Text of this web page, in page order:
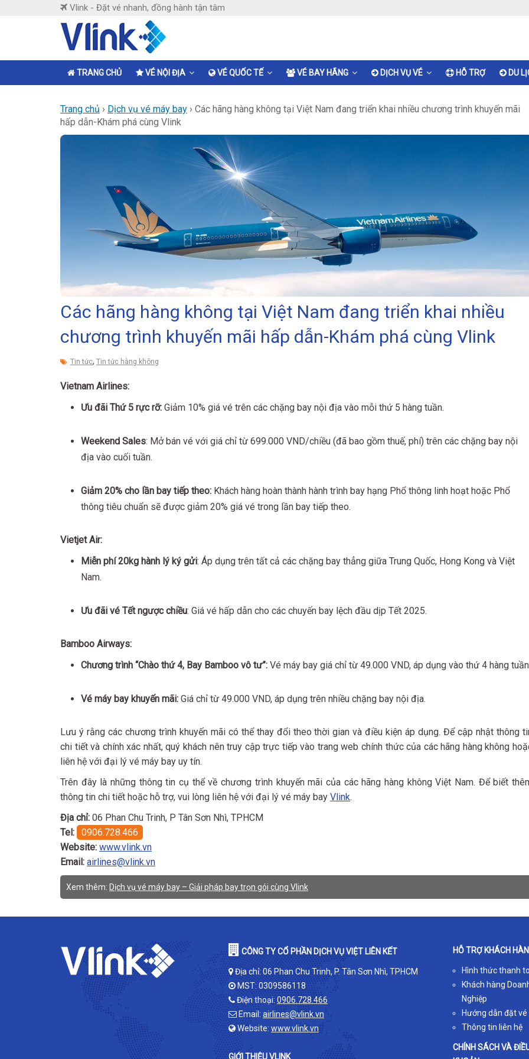
Vlink - Đặt vé nhanh, đồng hành tận tâm
Vlink
Đặt
vé
đồng
hành
TRANG CHỦ VÉ NỘI ĐỊA VÉ QUỐC TẾ VÉ BAY HÃNG DỊCH VỤ VÉ HỖ TRỢ DU
Trang chủ › Dịch vụ vé máy bay › Các hãng hàng không tại Việt Nam đang triển khai nhiều chương trình khuyến mãi
hấp dẫn-Khám phá cùng Vlink
Các hãng hàng không tại Việt Nam đang triển khai nhiều
chương trình khuyến mãi hấp dẫn-Khám phá cùng Vlink
Tin tức, Tin tức hàng không
Vietnam Airlines:
Ưu đãi Thứ 5 rực rỡ: Giảm 10% giá vé trên các chặng bay nội địa vào mỗi thứ 5 hàng tuần.
Weekend Sales: Mở bán vé với giá chỉ từ 699.000 VND/chiều (đã bao gồm thuế, phí) trên các chặng bay nội
địa vào cuối tuần.
Giảm 20% cho lần bay tiếp theo: Khách hàng hoàn thành hành trình bay hạng Phổ thông linh hoạt hoặc Phổ
thông tiêu chuẩn sẽ được giảm 20% giá vé trong lần bay tiếp theo.
Vietjet Air:
Miễn phí 20kg hành lý ký gửi: Áp dụng trên tất cả các chặng bay thẳng giữa Trung Quốc, Hong Kong và Việt
Nam.
Ưu đãi vé Tết ngược chiều: Giá vé hấp dẫn cho các chuyến bay lệch đầu dịp Tết 2025.
Bamboo Airways:
Chương trình “Chào thứ 4, Bay Bamboo vô tư”: Vé máy bay giá chỉ từ 49.000 VND, áp dụng vào thứ 4 hàng
Vé máy bay khuyến mãi: Giá chỉ từ 49.000 VND, áp dụng trên nhiều chặng bay nội địa.
Lưu ý rằng các chương trình khuyến mãi có thể thay đổi theo thời gian và điều kiện áp dụng. Để cập nhật thông
chi tiết và chính xác nhất, quý khách nên truy cập trực tiếp vào trang web chính thức của các hãng hàng không
liên hệ với đại lý vé máy bay uy tín.
Trên đây là những thông tin cụ thể về chương trình khuyến mãi của các hãng hàng không Việt Nam. Để biết
thông tin chi tiết hoặc hỗ trợ, vui lòng liên hệ với đại lý vé máy bay Vlink.
Địa chỉ: 06 Phan Chu Trinh, P Tân Sơn Nhì, TPHCM
Tel:
0906.728.466
Website: www.vlink.vn
Email: airlines@vlink.vn
Xem thêm: Dịch vụ vé máy bay – Giải pháp bay trọn gói cùng Vlink
CÔNG TY CỔ PHẦN DỊCH VỤ VIỆT LIÊN KẾT
Địa chỉ: 06 Phan Chu Trinh, P. Tân Sơn Nhì, TPHCM
MST: 0309586118
Điện thoại: 0906.728.466
Email: airlines@vlink.vn
Website: www.vlink.vn
GIỚI THIỆU VLINK
HỖ TRỢ KHÁCH
Hình thức thanh
Khách hàng
Nghiệp
Hướng dẫn đặt vé
Thông tin liên hệ
CHÍNH SÁCH VÀ